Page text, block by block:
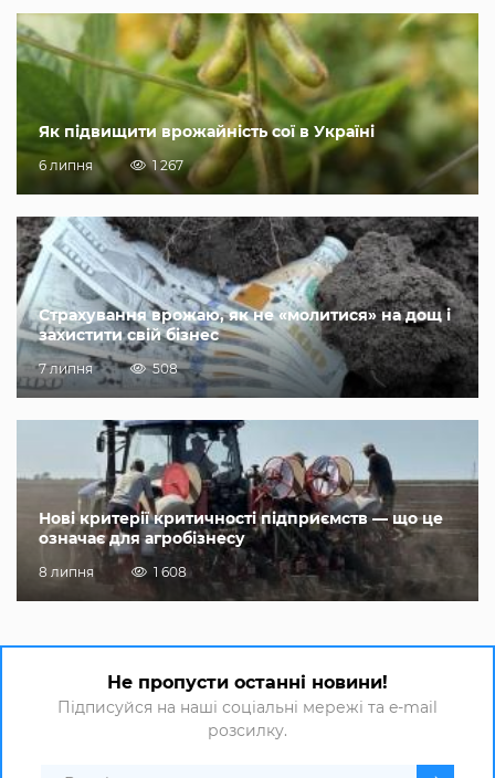
Як підвищити врожайність сої в Україні
6 липня 1 267
Страхування врожаю, як не «молитися» на дощ і
захистити свій бізнес
7 липня 508
Нові критерії критичності підприємств — що це
означає для агробізнесу
8 липня 1 608
Не пропусти останні новини!
Підписуйся на наші соціальні мережі та e-mail
розсилку.